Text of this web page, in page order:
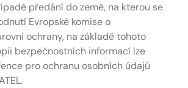
předání do země, na kterou se
Evropské komise o
ochrany, na základě tohoto
bezpečnostních informací lze
pro ochranu osobních údajů